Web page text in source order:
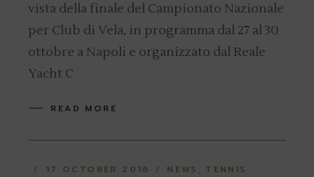
vista della finale del Campionato Nazionale
per Club di Vela, in programma dal 27 al 30
ottobre a Napoli e organizzato dal Reale
Yacht C
READ MORE
17 OCTOBER 2016 NEWS TENNIS